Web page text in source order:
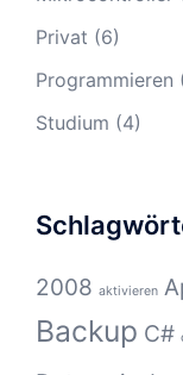
Privat (6)
Programmieren
Studium (4)
2008 aktivieren
Backup C#